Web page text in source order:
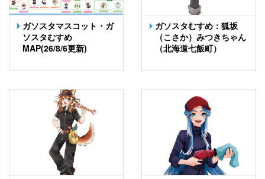
ガソスタマスコット・ガ
ソスタむすめ
MAP(26/8/6更新)
ガソスタむすめ：狐坂
（こさか）みつきちゃん
（北海道七飯町）